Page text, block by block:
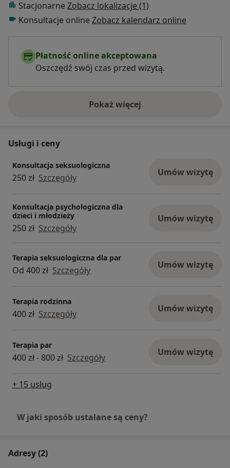
Stacjonarne Zobacz lokalizacje (1)
Konsultacje online Zobacz kalendarz online
Płatność online akceptowana
Oszczędź swój czas przed wizytą.
Pokaż więcejo doświadczeniu
Usługi i ceny
Konsultacja seksuologiczna
250 zł Szczegóły Umów wizytę
Konsultacja psychologiczna dla
dzieci i młodzieży
250 zł Szczegóły
Umów wizytę
Terapia seksuologiczna dla par
Od 400 zł Szczegóły Umów wizytę
Terapia rodzinna
400 zł Szczegóły Umów wizytę
Terapia par
400 zł - 800 zł Szczegóły Umów wizytę
+ 15 usług
W jaki sposób ustalane są ceny?
Adresy (2)